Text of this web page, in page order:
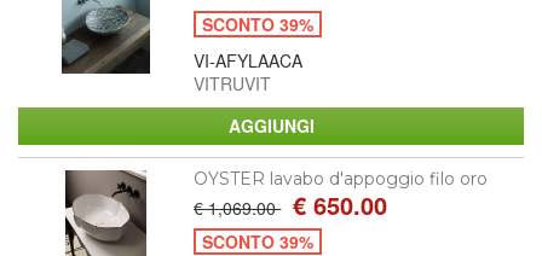
SCONTO 39%
VI-AFYLAACA
VITRUVIT
OYSTER lavabo d'appoggio filo oro
€ 1,069.00 € 650.00
SCONTO 39%